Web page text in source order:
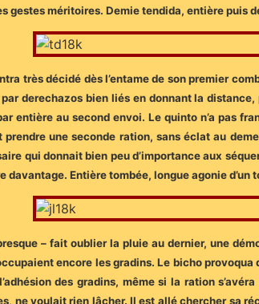
gestes méritoires. Demie tendida, entière puis
très décidé dès l’entame de son premier
derechazos bien liés en donnant la
entière au second envoi. Le quinto n’a pas
une seconde ration, sans éclat au
qui donnait bien peu d’importance aux
davantage. Entière tombée, longue agonie d’un
– fait oublier la pluie au dernier, une
encore les gradins. Le bicho
des gradins, même si la ration
ne voulait rien lâcher. Il est allé chercher sa